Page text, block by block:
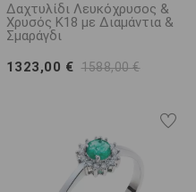
Δαχτυλίδι Λευκόχρυσος &
Χρυσός Κ18 με Διαμάντια &
Σμαράγδι
1323,00 € 1588,00 €